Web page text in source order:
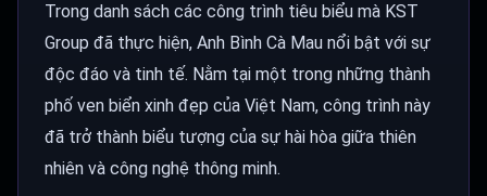
Trong danh sách các công trình tiêu biểu mà KST
Group đã thực hiện, Anh Bình Cà Mau nổi bật với sự
độc đáo và tinh tế. Nằm tại một trong những thành
phố ven biển xinh đẹp của Việt Nam, công trình này
đã trở thành biểu tượng của sự hài hòa giữa thiên
nhiên và công nghệ thông minh.